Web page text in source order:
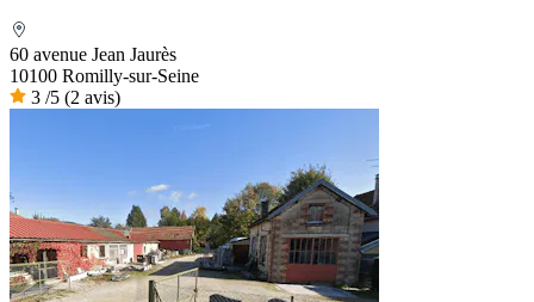
60 avenue Jean Jaurès
10100 Romilly-sur-Seine
3 /5 (2 avis)